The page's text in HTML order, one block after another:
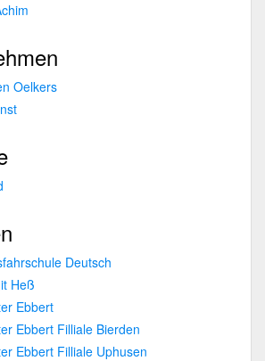
Oelkers
Deutsch
Heß
Ebbert
Ebbert Filliale Bierden
Ebbert Filliale Uphusen